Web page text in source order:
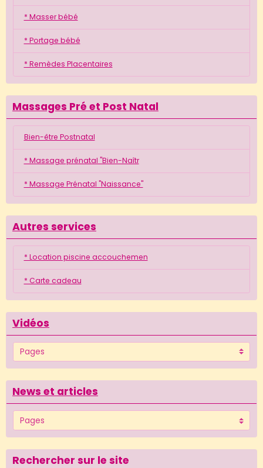
* Masser bébé
* Portage bébé
* Remèdes Placentaires
Massages Pré et Post Natal
Bien-être Postnatal
* Massage prénatal "Bien-Naîtr
* Massage Prénatal "Naissance"
Autres services
* Location piscine accouchemen
* Carte cadeau
Vidéos
News et articles
Rechercher sur le site